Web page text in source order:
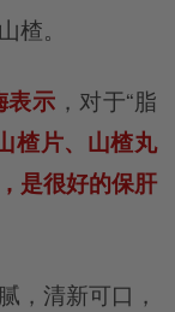
楂。
表示 ，对于“脂
楂片、山楂丸
是很好的保肝
，清新可口，